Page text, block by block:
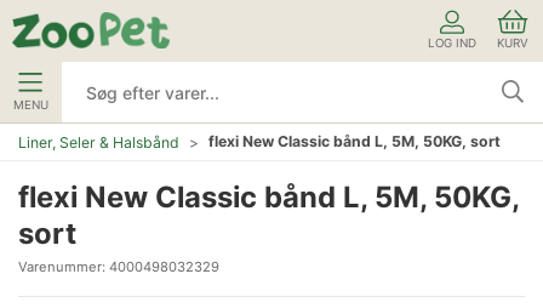
LOG IND KURV
MENU
Liner, Seler & Halsbånd flexi New Classic bånd L, 5M, 50KG, sort
flexi New Classic bånd L, 5M, 50KG,
sort
Varenummer: 4000498032329